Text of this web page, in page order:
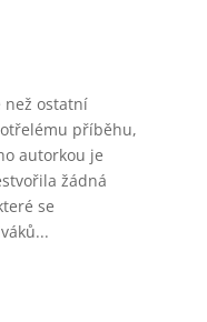
než ostatní
příběhu,
autorkou je
žádná
se